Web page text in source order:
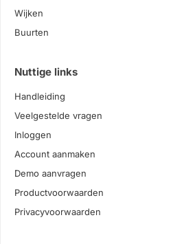
Wijken
Buurten
Nuttige links
Handleiding
Veelgestelde vragen
Inloggen
Account aanmaken
Demo aanvragen
Productvoorwaarden
Privacyvoorwaarden